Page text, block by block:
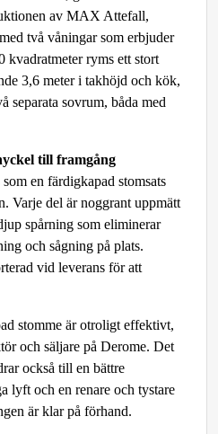
av MAX Attefall,
två våningar som erbjuder
kvadratmeter ryms ett stort
3,6 meter i takhöjd och kök,
separata sovrum, båda med
till framgång
en färdigkapad stomsats
Varje del är noggrant uppmätt
spårning som eliminerar
och sågning på plats.
vid leverans för att
stomme är otroligt effektivt,
och säljare på Derome. Det
också till en bättre
lyft och en renare och tystare
är klar på förhand.